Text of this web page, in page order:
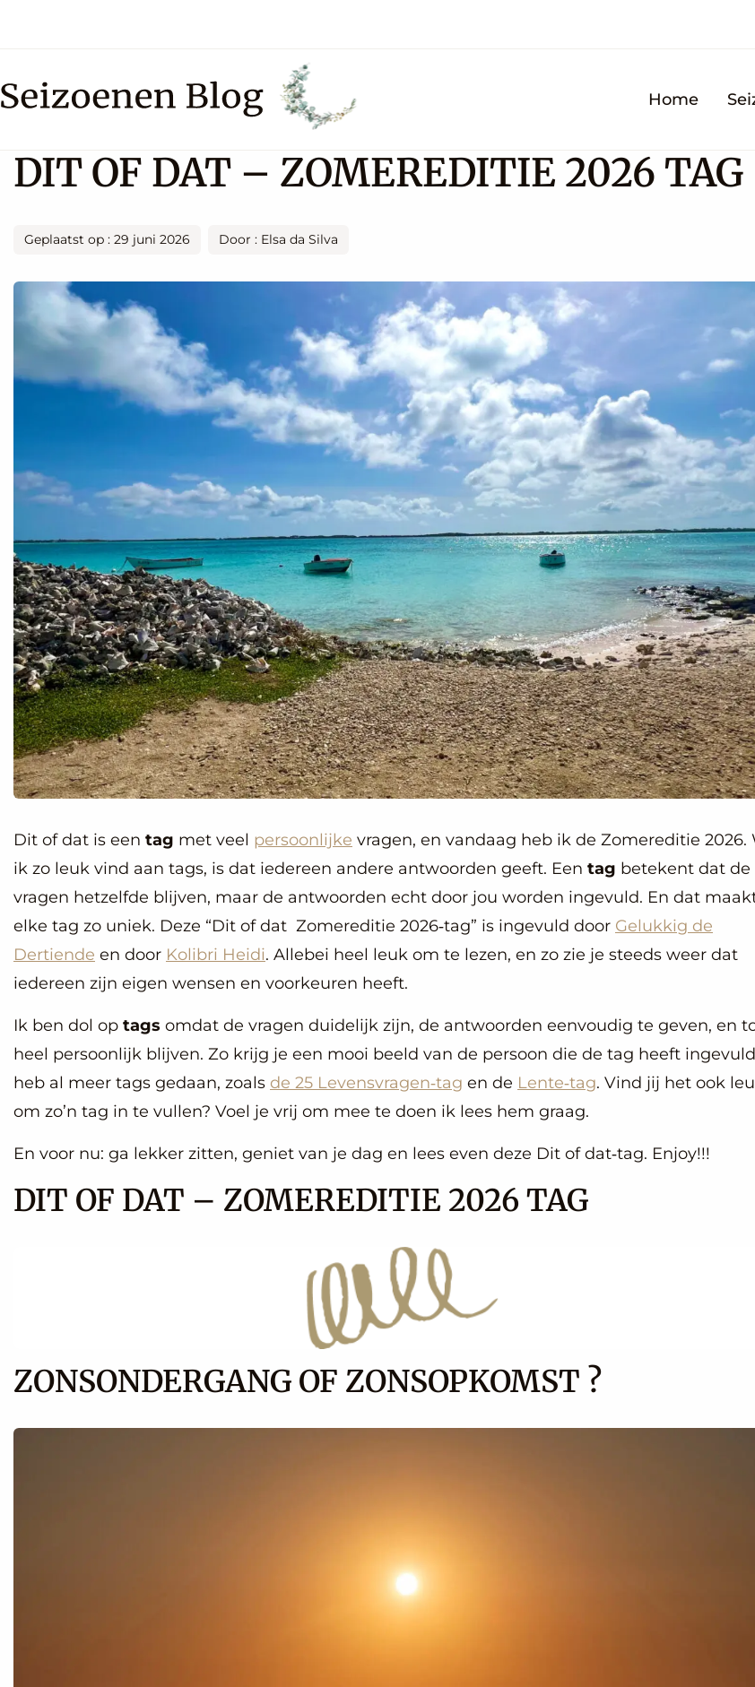
Home
DIT OF DAT – ZOMEREDITIE 2026 TAG
Geplaatst op : 29 juni 2026 Door : Elsa da Silva
Dit of dat is een tag met veel persoonlijke vragen, en vandaag heb ik de Zomereditie 2026.
ik zo leuk vind aan tags, is dat iedereen andere antwoorden geeft. Een tag betekent dat de
vragen hetzelfde blijven, maar de antwoorden echt door jou worden ingevuld. En dat
elke tag zo uniek. Deze “Dit of dat Zomereditie 2026‑tag” is ingevuld door Gelukkig de
Dertiende en door Kolibri Heidi. Allebei heel leuk om te lezen, en zo zie je steeds weer dat
iedereen zijn eigen wensen en voorkeuren heeft.
Ik ben dol op tags omdat de vragen duidelijk zijn, de antwoorden eenvoudig te geven, en
heel persoonlijk blijven. Zo krijg je een mooi beeld van de persoon die de tag heeft
heb al meer tags gedaan, zoals de 25 Levensvragen‑tag en de Lente‑tag. Vind jij het ook
om zo’n tag in te vullen? Voel je vrij om mee te doen ik lees hem graag.
En voor nu: ga lekker zitten, geniet van je dag en lees even deze Dit of dat‑tag. Enjoy!!!
DIT OF DAT – ZOMEREDITIE 2026 TAG
ZONSONDERGANG OF ZONSOPKOMST ?